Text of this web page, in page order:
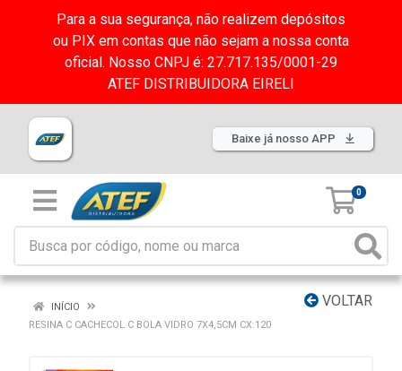
Para a sua segurança, não realizem depósitos
ou PIX em contas que não sejam a nossa conta
oficial. Nosso CNPJ é: 27.717.135/0001-29
ATEF DISTRIBUIDORA EIRELI
Baixe já nosso APP
0
VOLTAR
INÍCIO
RESINA C CACHECOL C BOLA VIDRO 7X4,5CM CX:120